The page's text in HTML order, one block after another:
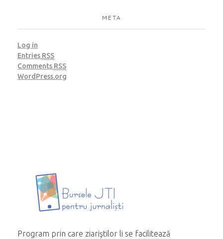
META
Log in
Entries RSS
Comments RSS
WordPress.org
Program prin care ziariştilor li se facilitează